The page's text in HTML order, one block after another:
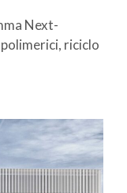
Next-
riciclo